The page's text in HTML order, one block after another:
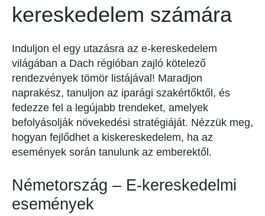
kereskedelem számára
Induljon el egy utazásra az e-kereskedelem
világában a Dach régióban zajló kötelező
rendezvények tömör listájával! Maradjon
naprakész, tanuljon az iparági szakértőktől, és
fedezze fel a legújabb trendeket, amelyek
befolyásolják növekedési stratégiáját. Nézzük meg,
hogyan fejlődhet a kiskereskedelem, ha az
események során tanulunk az emberektől.
Németország – E-kereskedelmi
események